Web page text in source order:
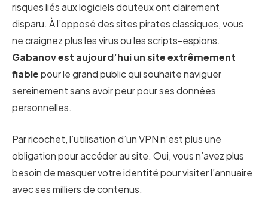
risques liés aux logiciels douteux ont clairement
disparu. À l’opposé des sites pirates classiques, vous
ne craignez plus les virus ou les scripts-espions.
Gabanov est aujourd’hui un site extrêmement
fiablepour le grand public qui souhaite naviguer
sereinement sans avoir peur pour ses données
personnelles.
Par ricochet, l’utilisation d’un VPN n’est plus une
obligation pour accéder au site. Oui, vous n’avez plus
besoin de masquer votre identité pour visiter l’annuaire
avec ses milliers de contenus.